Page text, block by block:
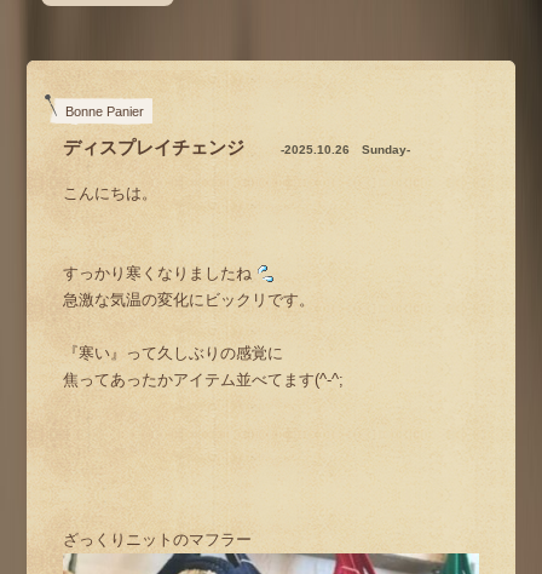
Bonne Panier
ディスプレイチェンジ -2025.10.26 Sunday-
こんにちは。
すっかり寒くなりましたね
急激な気温の変化にビックリです。
『寒い』って久しぶりの感覚に
焦ってあったかアイテム並べてます(^-^;
ざっくりニットのマフラー